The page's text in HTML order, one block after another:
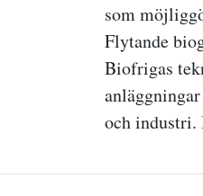
som
Flytande
Biofrigas
och industri.